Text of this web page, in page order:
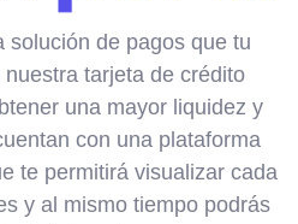
solución de pagos que tu
tarjeta de crédito
una mayor liquidez y
con una plataforma
te permitirá visualizar cada
y al mismo tiempo podrás